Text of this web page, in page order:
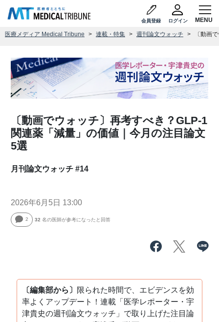
会員登録 ログイン
医療メディア Medical Tribune 連載・特集 週刊論文ウォッチ 〔動画
〔動画でウォッチ〕再考すべき？GLP-1
関連薬「減量」の価値｜今月の注目論文
5選
月刊論文ウォッチ #14
2026年6月5日 13:00
2 32 名の医師が参考になったと回答
〔編集部から〕 限られた時間で、エビデンスを効
率よくアップデート！連載「医学レポーター・宇
津貴史の週刊論文ウォッチ」で取り上げた注目論